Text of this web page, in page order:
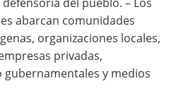
abarcan comunidades
organizaciones locales,
privadas,
gubernamentales y medios